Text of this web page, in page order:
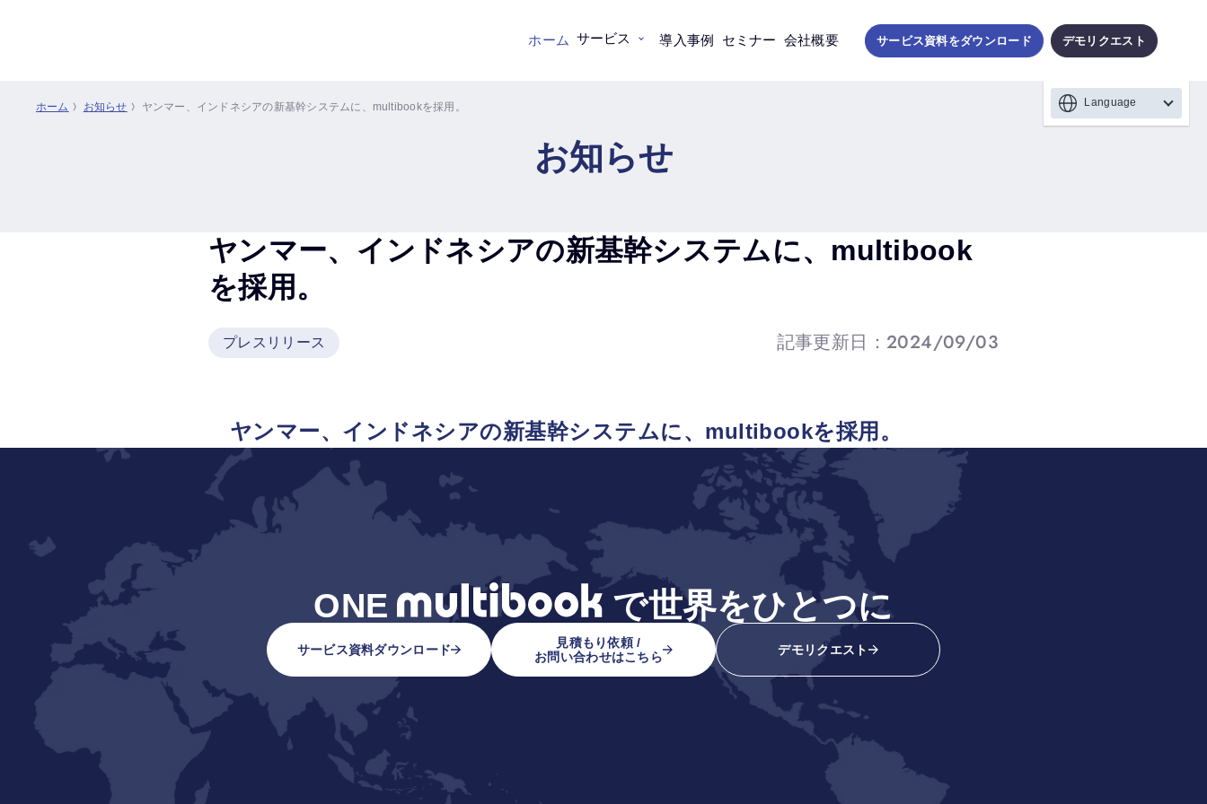
ホーム サービス 導入事例 セミナー 会社概要 サービス資料をダウンロード デモリクエスト
Language
ホーム お知らせ ヤンマー、インドネシアの新基幹システムに、multibookを採用。
お知らせ
ヤンマー、インドネシアの新基幹システムに、multibook
を採用。
プレスリリース 記事更新日：2024/09/03
ヤンマー、インドネシアの新基幹システムに、multibookを採用。
ONE で世界をひとつに
サービス資料ダウンロード
見積もり依頼 /
お問い合わせはこちら
デモリクエスト